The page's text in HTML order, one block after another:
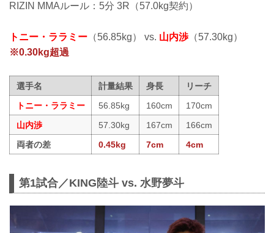
RIZIN MMAルール：5分 3R（57.0kg契約）
トニー・ララミー （56.85kg） vs. 山内渉（57.30kg）
※0.30kg超過
選手名 計量結果 身長
リーチ
トニー・ララミー
56.85kg 160cm
170cm
山内渉
57.30kg 167cm
166cm
両者の差
0.45kg 7cm 4cm
第1試合／KING陸斗 vs. 水野夢斗